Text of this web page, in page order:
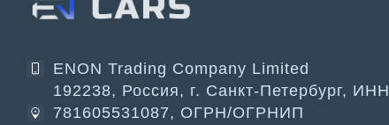
ENON Trading Company Limited
192238, Россия, г. Санкт-Петербург, ИНН
781605531087, ОГРН/ОГРНИП